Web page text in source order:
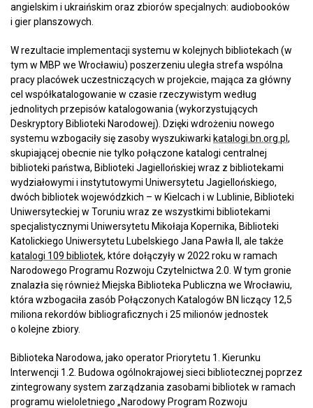
angielskim i ukraińskim oraz zbiorów specjalnych: audiobooków
i gier planszowych.
W rezultacie implementacji systemu w kolejnych bibliotekach (w
tym w MBP we Wrocławiu) poszerzeniu uległa strefa wspólna
pracy placówek uczestniczących w projekcie, mająca za główny
cel współkatalogowanie w czasie rzeczywistym według
jednolitych przepisów katalogowania (wykorzystujących
Deskryptory Biblioteki Narodowej). Dzięki wdrożeniu nowego
systemu wzbogaciły się zasoby wyszukiwarki katalogi.bn.org.pl ,
skupiającej obecnie nie tylko połączone katalogi centralnej
biblioteki państwa, Biblioteki Jagiellońskiej wraz z bibliotekami
wydziałowymi i instytutowymi Uniwersytetu Jagiellońskiego,
dwóch bibliotek wojewódzkich – w Kielcach i w Lublinie, Biblioteki
Uniwersyteckiej w Toruniu wraz ze wszystkimi bibliotekami
specjalistycznymi Uniwersytetu Mikołaja Kopernika, Biblioteki
Katolickiego Uniwersytetu Lubelskiego Jana Pawła II, ale także
katalogi 109 bibliotek, które dołączyły w 2022 roku w ramach
Narodowego Programu Rozwoju Czytelnictwa 2.0. W tym gronie
znalazła się również Miejska Biblioteka Publiczna we Wrocławiu,
która wzbogaciła zasób Połączonych Katalogów BN liczący 12,5
miliona rekordów bibliograficznych i 25 milionów jednostek
o kolejne zbiory.
Biblioteka Narodowa, jako operator Priorytetu 1. Kierunku
Interwencji 1.2. Budowa ogólnokrajowej sieci bibliotecznej poprzez
zintegrowany system zarządzania zasobami bibliotek w ramach
programu wieloletniego „Narodowy Program Rozwoju